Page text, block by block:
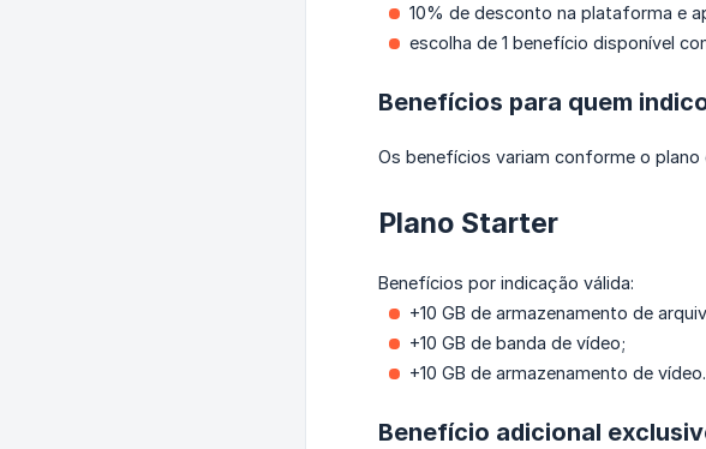
10% de desconto na plataforma e
escolha de 1 benefício disponível
Benefícios para quem
Os benefícios variam conforme o
Plano Starter
Benefícios por indicação válida:
+10 GB de armazenamento de
+10 GB de banda de vídeo;
+10 GB de armazenamento de vídeo.
Benefício adicional